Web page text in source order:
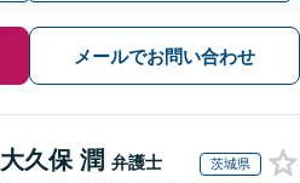
メールでお問い合わせ
大久保 潤 弁護士 茨城県